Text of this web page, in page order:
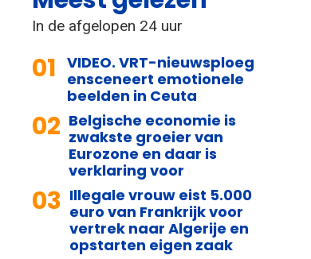
In de afgelopen 24 uur
01 VIDEO. VRT-nieuwsploeg
ensceneert emotionele
beelden in Ceuta
02 Belgische economie is
zwakste groeier van
Eurozone en daar is
verklaring voor
03 Illegale vrouw eist 5.000
euro van Frankrijk voor
vertrek naar Algerije en
opstarten eigen zaak